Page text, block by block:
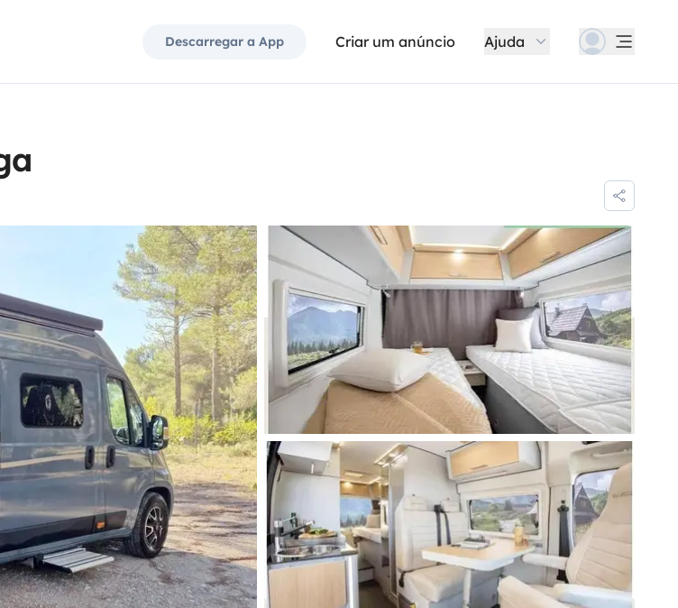
Descarregar a App Criar um anúncio Ajuda